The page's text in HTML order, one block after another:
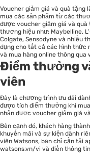
Voucher giảm giá và quà tặng
mua các sản phẩm từ các
được voucher giảm giá và quà
thương hiệu như: Maybelline,
Colgate, Sensodyne và nhiều
dụng cho tất cả các hình thức
và mua hàng online thông qua
Điểm thưởng
viên
Đây là chương trình ưu đãi
được tích điểm thưởng khi
nhận được voucher giảm giá
Bên cạnh đó, khách hàng
khuyến mãi và sự kiện dành
viên Watsons, bạn chỉ cần tải
watsons.vn/vi và điền thông